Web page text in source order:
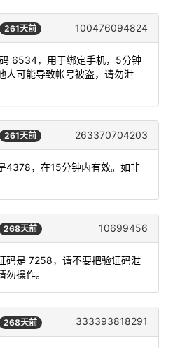
261天前 100476094824
码 6534，用于绑定手机，5分钟
人可能导致帐号被盗，请勿泄
261天前 263370704203
4378，在15分钟内有效。如非
268天前 10699456
码是 7258，请不要把验证码泄
操作。
268天前 333393818291